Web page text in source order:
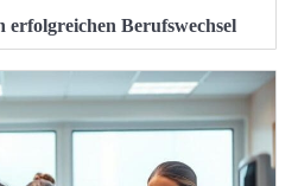
erfolgreichen Berufswechsel